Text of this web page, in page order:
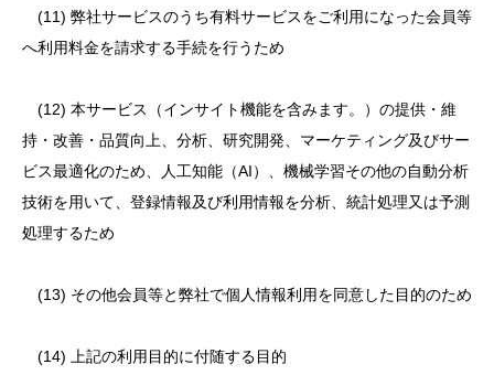
(11) 弊社サービスのうち有料サービスをご利用になった会員等
へ利用料金を請求する手続を行うため
(12) 本サービス（インサイト機能を含みます。）の提供・維
持・改善・品質向上、分析、研究開発、マーケティング及びサー
ビス最適化のため、人工知能（AI）、機械学習その他の自動分析
技術を用いて、登録情報及び利用情報を分析、統計処理又は予測
処理するため
(13) その他会員等と弊社で個人情報利用を同意した目的のため
(14) 上記の利用目的に付随する目的